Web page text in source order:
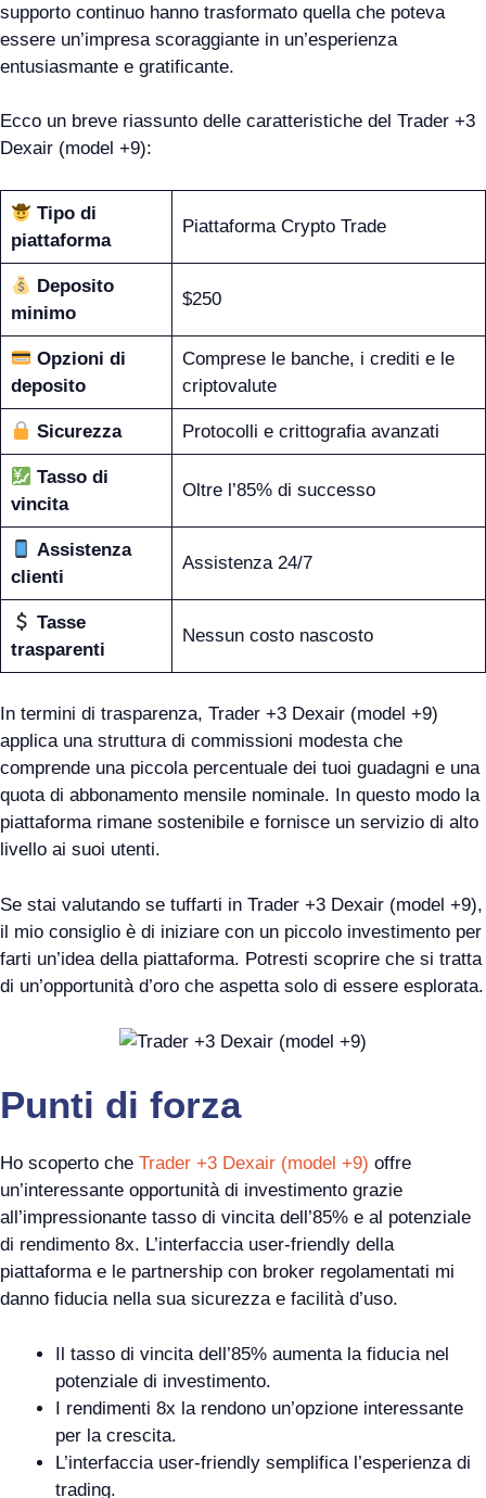
supporto continuo hanno trasformato quella che poteva
essere un’impresa scoraggiante in un’esperienza
entusiasmante e gratificante.
Ecco un breve riassunto delle caratteristiche del Trader +3
Dexair (model +9):
Tipo di
piattaforma
Piattaforma Crypto Trade
Deposito
minimo
$250
Opzioni di
deposito
Comprese le banche, i crediti e le
criptovalute
Sicurezza Protocolli e crittografia avanzati
Tasso di
vincita
Oltre l’85% di successo
Assistenza
clienti
Assistenza 24/7
Tasse
trasparenti
Nessun costo nascosto
In termini di trasparenza, Trader +3 Dexair (model +9)
applica una struttura di commissioni modesta che
comprende una piccola percentuale dei tuoi guadagni e una
quota di abbonamento mensile nominale. In questo modo la
piattaforma rimane sostenibile e fornisce un servizio di alto
livello ai suoi utenti.
Se stai valutando se tuffarti in Trader +3 Dexair (model +9),
il mio consiglio è di iniziare con un piccolo investimento per
farti un’idea della piattaforma. Potresti scoprire che si tratta
di un’opportunità d’oro che aspetta solo di essere esplorata.
Punti di forza
Ho scoperto che Trader +3 Dexair (model +9) offre
un’interessante opportunità di investimento grazie
all’impressionante tasso di vincita dell’85% e al potenziale
di rendimento 8x. L’interfaccia user-friendly della
piattaforma e le partnership con broker regolamentati mi
danno fiducia nella sua sicurezza e facilità d’uso.
Il tasso di vincita dell’85% aumenta la fiducia nel
potenziale di investimento.
I rendimenti 8x la rendono un’opzione interessante
per la crescita.
L’interfaccia user-friendly semplifica l’esperienza di
trading.